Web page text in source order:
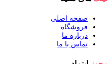
صفحه اصلی
فروشگاه
درباره ما
تماس با ما